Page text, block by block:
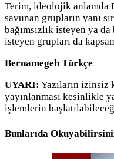
Terim, ideolojik anlamda
savunan grupların yanı
bağımsızlık isteyen ya
isteyen grupları da
Bernamegeh Türkçe
UYARI: Yazıların izinsiz
yayınlanması kesinlikle
işlemlerin
Bunlarıda